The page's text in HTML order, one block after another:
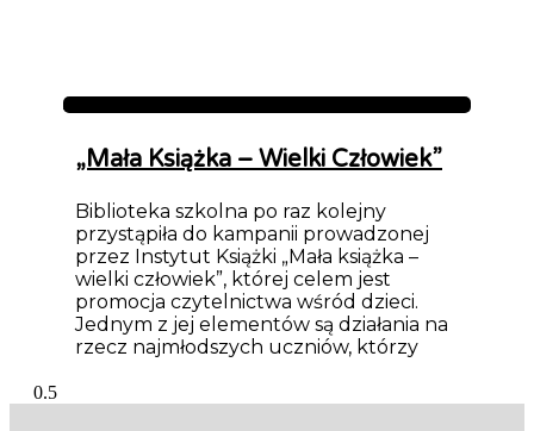
Aktualności
„Mała Książka – Wielki Człowiek”
Biblioteka szkolna po raz kolejny
przystąpiła do kampanii prowadzonej
przez Instytut Książki „Mała książka –
wielki człowiek”, której celem jest
promocja czytelnictwa wśród dzieci.
Jednym z jej elementów są działania na
rzecz najmłodszych uczniów, którzy